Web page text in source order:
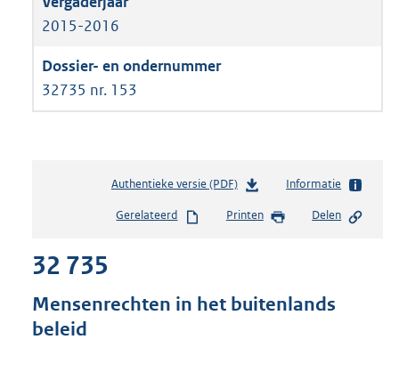
2015-2016
32735 nr. 153
Authentieke versie (PDF)b
s
s
Informatie
Gerelateerd Printen Delen
32 735
Mensenrechten in het buitenlands
beleid